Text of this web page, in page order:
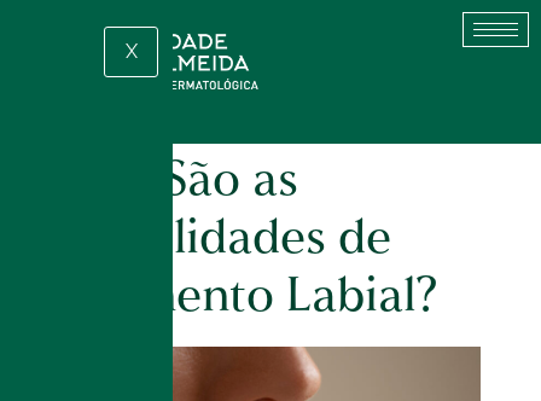
X
Quais São as
Possibilidades de
Tratamento Labial?